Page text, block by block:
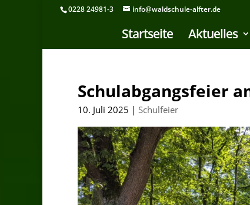
0228 24981-3 info@waldschule-alfter.de
Startseite Aktuelles
Schulabgangsfeier
10. Juli 2025 | Schulfeier